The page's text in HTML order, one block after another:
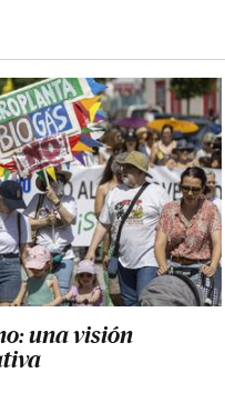
una visión